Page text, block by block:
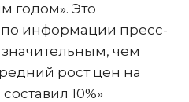
годом». Это
информации пресс-
чем
рост цен на
10%»